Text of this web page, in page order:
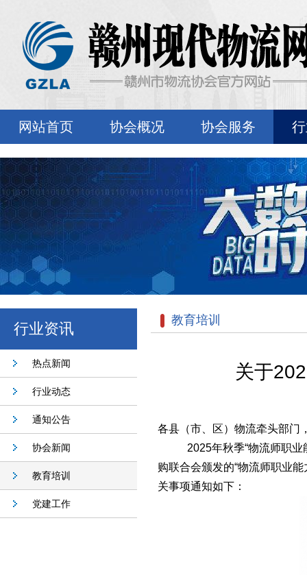
网站首页 协会概况 协会服务
行业资讯
热点新闻
行业动态
通知公告
协会新闻
教育培训
党建工作
教育培训
关于
各县（市、区）物流牵头部门
2025年秋季“物流师职
购联合会颁发的“物流师职业
关事项通知如下：